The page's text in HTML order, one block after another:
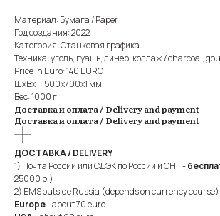
Материал: Бумага / Paper
Год создания: 2022
Категория: Станковая графика
Техника: уголь, гуашь, линер, коллаж / charcoal,
Price in Euro: 140 EURO
ШxВxТ: 500x700x1 мм
Вес: 1000 г
Доставка и оплата / Delivery and payment
Доставка и оплата / Delivery and payment
ДОСТАВКА / DELIVERY
1) Почта России или СДЭК по России и СНГ -
25000 р.)
2) EMS outside Russia (depends on currency
Europe- about 70 euro